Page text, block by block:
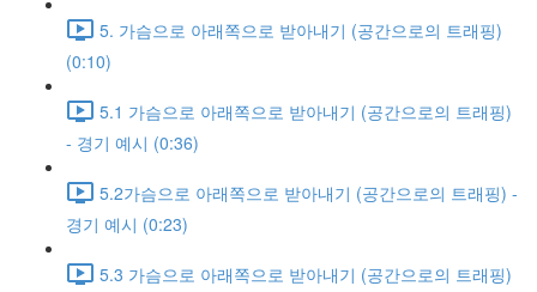
5. 가슴으로 아래쪽으로 받아내기 (공간으로의 트래핑)
(0:10)
5.1 가슴으로 아래쪽으로 받아내기 (공간으로의 트래핑)
- 경기 예시 (0:36)
5.2가슴으로 아래쪽으로 받아내기 (공간으로의 트래핑) -
경기 예시 (0:23)
5.3 가슴으로 아래쪽으로 받아내기 (공간으로의 트래핑)